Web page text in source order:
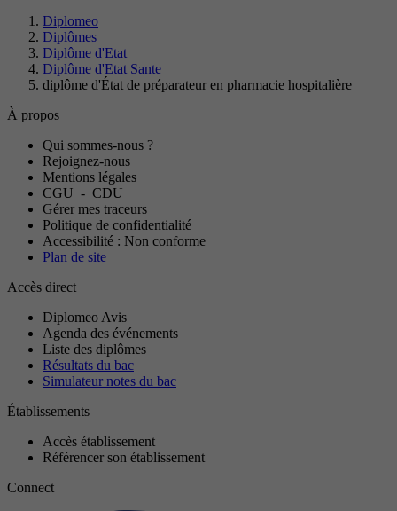
Diplomeo
Diplômes
Diplôme d'Etat
Diplôme d'Etat Sante
diplôme d'État de préparateur en pharmacie hospitalière
À propos
Qui sommes-nous ?
Rejoignez-nous
Mentions légales
CGU - CDU
Gérer mes traceurs
Politique de confidentialité
Accessibilité : Non conforme
Plan de site
Accès direct
Diplomeo Avis
Agenda des événements
Liste des diplômes
Résultats du bac
Simulateur notes du bac
Établissements
Accès établissement
Référencer son établissement
Connect